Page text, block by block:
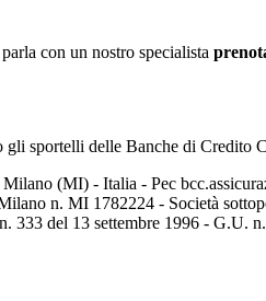
con un nostro specialista
sportelli delle Banche di Credito
(MI) - Italia - Pec
n. MI 1782224 - Società
del 13 settembre 1996 - G.U.